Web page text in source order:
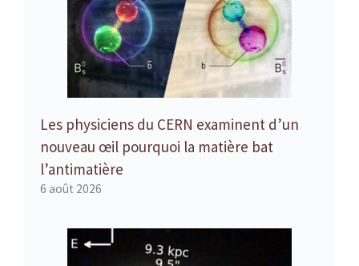
Les physiciens du CERN examinent d’un
nouveau œil pourquoi la matière bat
l’antimatière
6 août 2026